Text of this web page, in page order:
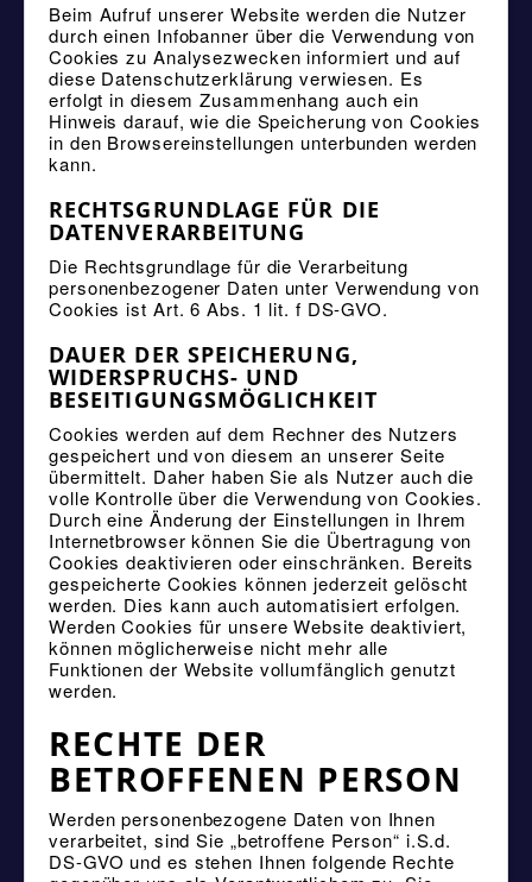
Beim Aufruf unserer Website werden die Nutzer
durch einen Infobanner über die Verwendung von
Cookies zu Analysezwecken informiert und auf
diese Datenschutzerklärung verwiesen. Es
erfolgt in diesem Zusammenhang auch ein
Hinweis darauf, wie die Speicherung von Cookies
in den Browsereinstellungen unterbunden werden
kann.
RECHTSGRUNDLAGE FÜR DIE
DATENVERARBEITUNG
Die Rechtsgrundlage für die Verarbeitung
personenbezogener Daten unter Verwendung von
Cookies ist Art. 6 Abs. 1 lit. f DS-GVO.
DAUER DER SPEICHERUNG,
WIDERSPRUCHS- UND
BESEITIGUNGSMÖGLICHKEIT
Cookies werden auf dem Rechner des Nutzers
gespeichert und von diesem an unserer Seite
übermittelt. Daher haben Sie als Nutzer auch die
volle Kontrolle über die Verwendung von Cookies.
Durch eine Änderung der Einstellungen in Ihrem
Internetbrowser können Sie die Übertragung von
Cookies deaktivieren oder einschränken. Bereits
gespeicherte Cookies können jederzeit gelöscht
werden. Dies kann auch automatisiert erfolgen.
Werden Cookies für unsere Website deaktiviert,
können möglicherweise nicht mehr alle
Funktionen der Website vollumfänglich genutzt
werden.
RECHTE DER
BETROFFENEN PERSON
Werden personenbezogene Daten von Ihnen
verarbeitet, sind Sie „betroffene Person“ i.S.d.
DS-GVO und es stehen Ihnen folgende Rechte